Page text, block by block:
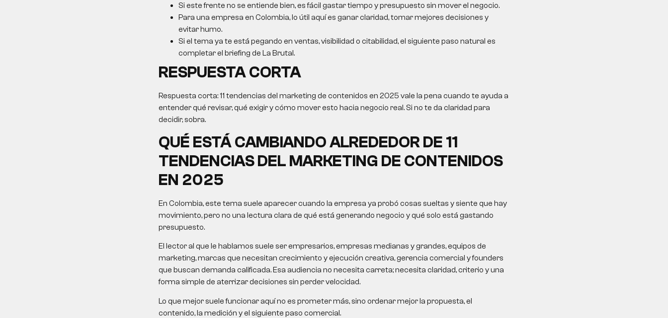
Si este frente no se entiende bien, es fácil gastar tiempo y presupuesto sin mover el negocio.
Para una empresa en Colombia, lo útil aquí es ganar claridad, tomar mejores decisiones y
evitar humo.
Si el tema ya te está pegando en ventas, visibilidad o citabilidad, el siguiente paso natural es
completar el briefing de La Brutal.
RESPUESTA CORTA
Respuesta corta: 11 tendencias del marketing de contenidos en 2025 vale la pena cuando te ayuda a
entender qué revisar, qué exigir y cómo mover esto hacia negocio real. Si no te da claridad para
decidir, sobra.
QUÉ ESTÁ CAMBIANDO ALREDEDOR DE 11
TENDENCIAS DEL MARKETING DE CONTENIDOS
EN 2025
En Colombia, este tema suele aparecer cuando la empresa ya probó cosas sueltas y siente que hay
movimiento, pero no una lectura clara de qué está generando negocio y qué solo está gastando
presupuesto.
El lector al que le hablamos suele ser empresarios, empresas medianas y grandes, equipos de
marketing, marcas que necesitan crecimiento y ejecución creativa, gerencia comercial y founders
que buscan demanda calificada. Esa audiencia no necesita carreta; necesita claridad, criterio y una
forma simple de aterrizar decisiones sin perder velocidad.
Lo que mejor suele funcionar aquí no es prometer más, sino ordenar mejor la propuesta, el
contenido, la medición y el siguiente paso comercial.